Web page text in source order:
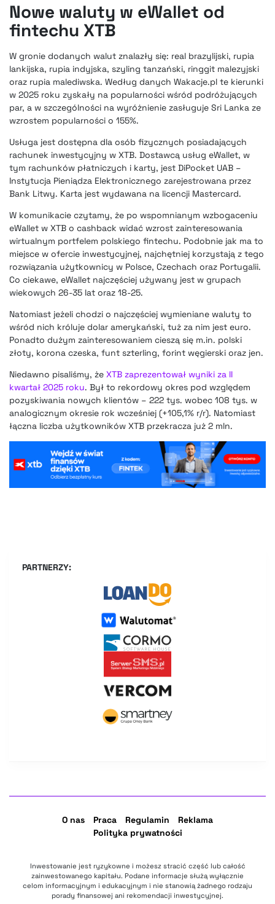
Nowe waluty w eWallet od
fintechu XTB
W gronie dodanych walut znalazły się: real brazylijski, rupia
lankijska, rupia indyjska, szyling tanzański, ringgit malezyjski
oraz rupia malediwska. Według danych Wakacje.pl te kierunki
w 2025 roku zyskały na popularności wśród podróżujących
par, a w szczególności na wyróżnienie zasługuje Sri Lanka ze
wzrostem popularności o 155%.
Usługa jest dostępna dla osób fizycznych posiadających
rachunek inwestycyjny w XTB. Dostawcą usług eWallet, w
tym rachunków płatniczych i karty, jest DiPocket UAB –
Instytucja Pieniądza Elektronicznego zarejestrowana przez
Bank Litwy. Karta jest wydawana na licencji Mastercard.
W komunikacie czytamy, że po wspomnianym wzbogaceniu
eWallet w XTB o cashback widać wzrost zainteresowania
wirtualnym portfelem polskiego fintechu. Podobnie jak ma to
miejsce w ofercie inwestycyjnej, najchętniej korzystają z tego
rozwiązania użytkownicy w Polsce, Czechach oraz Portugalii.
Co ciekawe, eWallet najczęściej używany jest w grupach
wiekowych 26-35 lat oraz 18-25.
Natomiast jeżeli chodzi o najczęściej wymieniane waluty to
wśród nich króluje dolar amerykański, tuż za nim jest euro.
Ponadto dużym zainteresowaniem cieszą się m.in. polski
złoty, korona czeska, funt szterling, forint węgierski oraz jen.
Niedawno pisaliśmy, że XTB zaprezentował wyniki za II
kwartał 2025 roku. Był to rekordowy okres pod względem
pozyskiwania nowych klientów – 222 tys. wobec 108 tys. w
analogicznym okresie rok wcześniej (+105,1% r/r). Natomiast
łączna liczba użytkowników XTB przekracza już 2 mln.
PARTNERZY:
O nas Praca Regulamin
Reklama
Polityka prywatności
Inwestowanie jest ryzykowne i możesz stracić część lub całość
zainwestowanego kapitału. Podane informacje służą wyłącznie
celom informacyjnym i edukacyjnym i nie stanowią żadnego rodzaju
porady finansowej ani rekomendacji inwestycyjnej.